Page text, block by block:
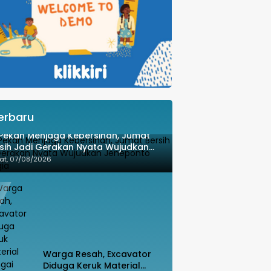
Menjaga Kebersihan, Jumat
Jadi Gerakan Nyata Wujudkan
Bahagia
07/08/2026
Warga Resah, Excavator
Diduga Keruk Material